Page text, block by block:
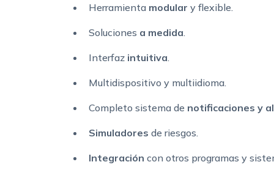
Herramienta modular y flexible.
Soluciones a medida
Interfaz intuitiva
Multidispositivo y multiidioma.
Completo sistema de notificaciones y
Simuladores de riesgos.
Integración con otros programas y